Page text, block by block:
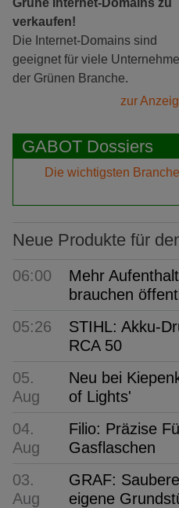
verkaufen!
Die Internet-Domains sind
geeignet für viele
der Grünen Branche.
zur
GABOT Dossiers
Die wichtigsten
Neue Produkte für
06:00
Mehr
brauchen
05:26
STIHL: Akku-
RCA 50
05.
Aug
Neu bei
of Lights'
04.
Aug
Filio: Präzise
Gasflaschen
03.
Aug
GRAF:
eigene